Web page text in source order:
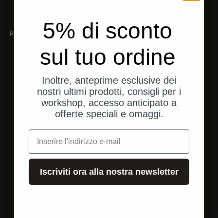
RACCOMANDAZIONI
Spedizione rapida e diretta al tuo indirizzo.
5% di sconto
sul tuo ordine
Inoltre, anteprime esclusive dei
nostri ultimi prodotti, consigli per i
workshop, accesso anticipato a
offerte speciali e omaggi.
e-mail
Iscriviti ora alla nostra newsletter